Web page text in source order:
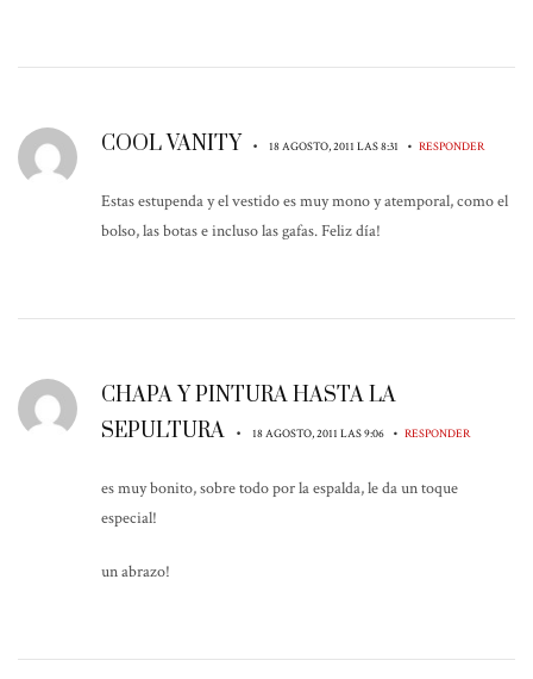
COOL VANITY • 18 AGOSTO, 2011 LAS 8:31 • RESPONDER
Estas estupenda y el vestido es muy mono y atemporal, como el
bolso, las botas e incluso las gafas. Feliz día!
CHAPA Y PINTURA HASTA LA
SEPULTURA
• 18 AGOSTO, 2011 LAS 9:06 • RESPONDER
es muy bonito, sobre todo por la espalda, le da un toque
especial!
un abrazo!